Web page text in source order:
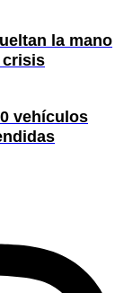
la mano
crisis
vehículos